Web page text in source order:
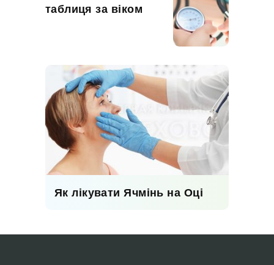
таблиця за віком
Як лікувати Ячмінь на Оці